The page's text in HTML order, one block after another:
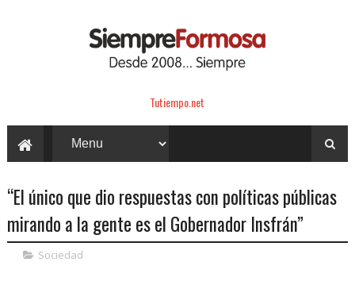
Tutiempo.net
“El único que dio respuestas con políticas públicas
mirando a la gente es el Gobernador Insfrán”
Sociedad